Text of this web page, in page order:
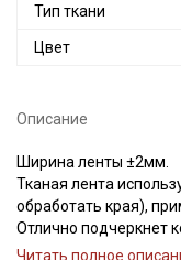
Тип ткани
Цвет
Описание
Ширина ленты ±2мм.
Тканая лента
обработать края),
Отлично подчеркнет
Цветопередача может
Читать полное
Электронная
Ознакомлен(а) с
данныхи даю
данных